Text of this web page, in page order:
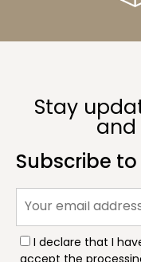
Stay
and
Subscribe
I declare that I
accept the